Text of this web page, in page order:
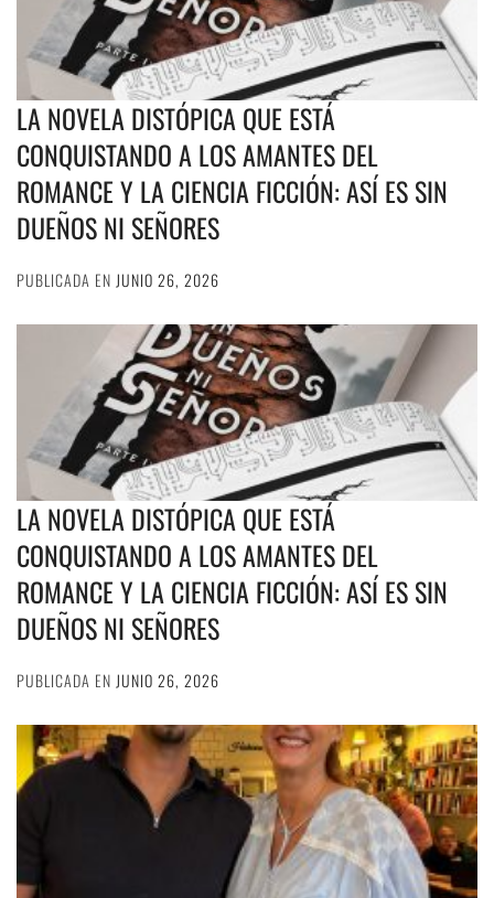
LA NOVELA DISTÓPICA QUE ESTÁ
CONQUISTANDO A LOS AMANTES DEL
ROMANCE Y LA CIENCIA FICCIÓN: ASÍ ES SIN
DUEÑOS NI SEÑORES
PUBLICADA EN JUNIO 26, 2026
LA NOVELA DISTÓPICA QUE ESTÁ
CONQUISTANDO A LOS AMANTES DEL
ROMANCE Y LA CIENCIA FICCIÓN: ASÍ ES SIN
DUEÑOS NI SEÑORES
PUBLICADA EN JUNIO 26, 2026